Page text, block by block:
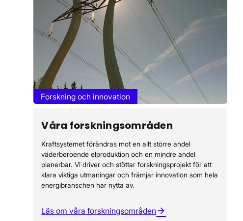
Forskning och innovation
Våra forskningsområden
Kraftsystemet förändras mot en allt större andel
väderberoende elproduktion och en mindre andel
planerbar. Vi driver och stöttar forskningsprojekt för att
klara viktiga utmaningar och främjar innovation som hela
energibranschen har nytta av.
Läs om våra forskningsområden arrow_forward